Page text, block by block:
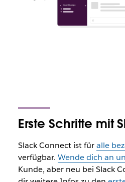
Erste Schritte mit
Slack Connect ist füralle
verfügbar. Wende dich an
Kunde, aber neu bei Slack